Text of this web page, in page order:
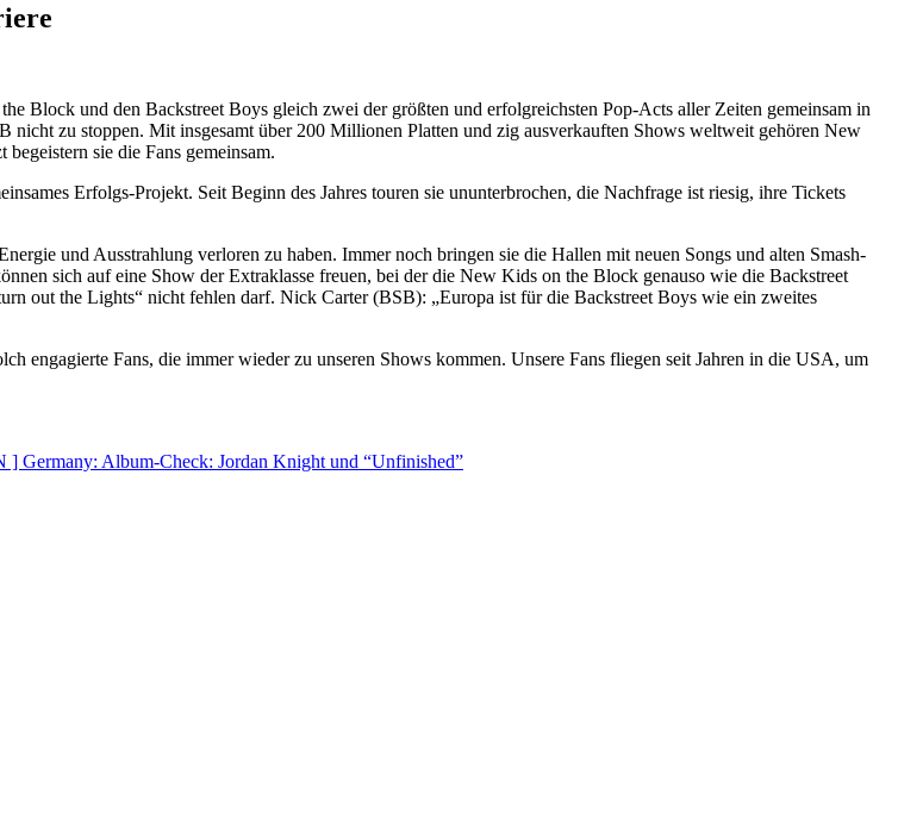
und den Backstreet Boys gleich zwei der größten und erfolgreichsten Pop-Acts aller Zeiten gemeinsam in
zu stoppen. Mit insgesamt über 200 Millionen Platten und zig ausverkauften Shows weltweit gehören New
sie die Fans gemeinsam.
Erfolgs-Projekt. Seit Beginn des Jahres touren sie ununterbrochen, die Nachfrage ist riesig, ihre Tickets
und Ausstrahlung verloren zu haben. Immer noch bringen sie die Hallen mit neuen Songs und alten Smash-
sich auf eine Show der Extraklasse freuen, bei der die New Kids on the Block genauso wie die Backstreet
out the Lights“ nicht fehlen darf. Nick Carter (BSB): „Europa ist für die Backstreet Boys wie ein zweites
Fans, die immer wieder zu unseren Shows kommen. Unsere Fans fliegen seit Jahren in die USA, um
] Germany: Album-Check: Jordan Knight und “Unfinished”